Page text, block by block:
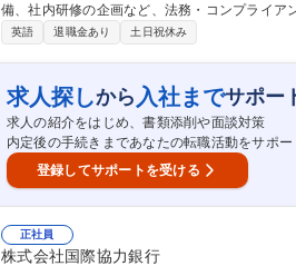
備、社内研修の企画など、法務・コンプライア
イアンス統括課を 兼務し、英語を用いた契約交渉やクロスボーダー案件への対応、社内の法務相談など幅広い業
専門性を磨ける環境です。ジョブローテーシ
ガポールなど）での勤務も可能です。 募集職種 【総合職（初期配属：法務・コンプライアンス室）】日本政府10
0%出資金融機関
英語 退職金あり 土日祝休み
求人探しから 入社までサポー
求人の紹介をはじめ、書類添削や面談対策
内定後の手続きまであなたの転職活動をサポー
登録してサポートを受ける
正社員
株式会社国際協力銀行